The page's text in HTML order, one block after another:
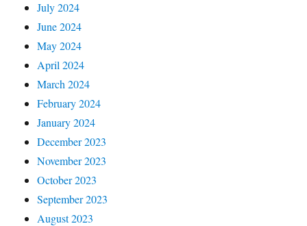
July 2024
June 2024
May 2024
April 2024
March 2024
February 2024
January 2024
December 2023
November 2023
October 2023
September 2023
August 2023